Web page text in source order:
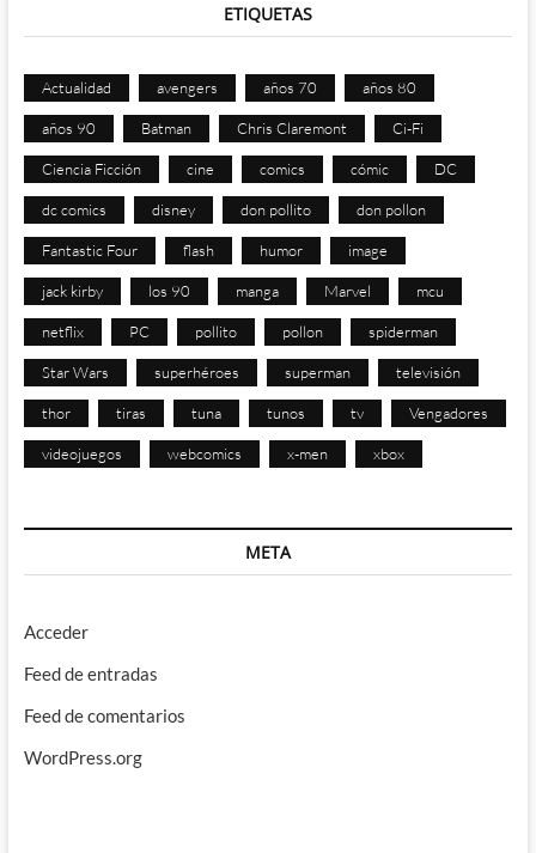
ETIQUETAS
Actualidad avengers años 70 años 80
años 90 Batman Chris Claremont Ci-Fi
Ciencia Ficción cine comics cómic DC
dc comics disney don pollito don pollon
Fantastic Four flash humor image
jack kirby los 90 manga Marvel mcu
netflix PC pollito pollon spiderman
Star Wars superhéroes superman televisión
thor tiras tuna tunos tv Vengadores
videojuegos webcomics x-men xbox
META
Acceder
Feed de entradas
Feed de comentarios
WordPress.org